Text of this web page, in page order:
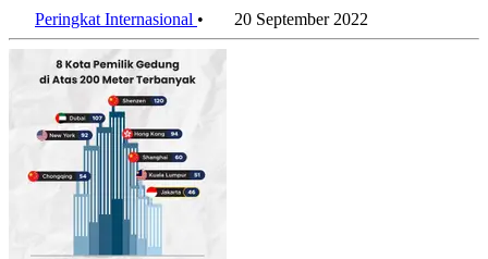
Peringkat Internasional • 20 September 2022